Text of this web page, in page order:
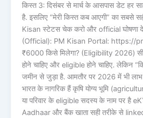
किस्त 3: दिसंबर से मार्च के आसपास डेट हर
है. इसलिए “मेरी किस्त कब आएगी” का सबसे
Kisan स्टेटस चेक करो और official घोषणा
(Official): PM Kisan Portal: https://
₹6000 किसे मिलेगा? (Eligibility 2026)
होने चाहिए और eligible होने चाहिए. लेकिन
जमीन से जुड़ा है. आमतौर पर 2026 में भी लाभ
भारत के नागरिक हैं कृषि योग्य भूमि
या परिवार के eligible सदस्य के नाम पर है
Aadhaar और बैंक खाता सही तरीके से